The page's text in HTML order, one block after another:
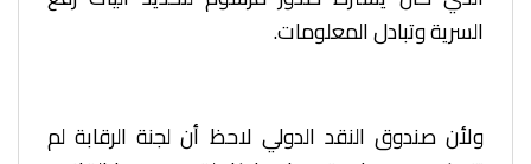
السرية وتبادل المعلومات.
ولأن صندوق النقد الدولي لاحظ أن لجنة الرقابة لم